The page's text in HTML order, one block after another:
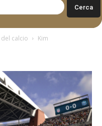
del calcio Kim